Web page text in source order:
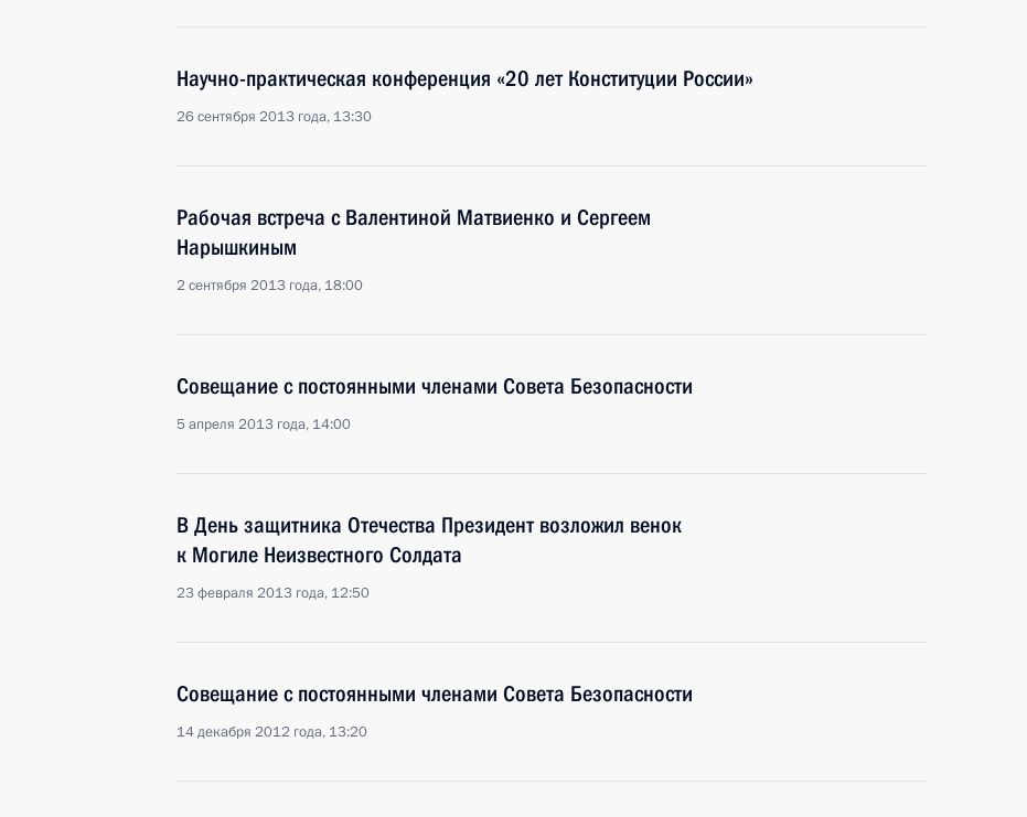
Научно-практическая конференция «20 лет Конституции России»
26 сентября 2013 года, 13:30
Рабочая встреча с Валентиной Матвиенко и Сергеем
Нарышкиным
2 сентября 2013 года, 18:00
Совещание с постоянными членами Совета Безопасности
5 апреля 2013 года, 14:00
В День защитника Отечества Президент возложил венок
к Могиле Неизвестного Солдата
23 февраля 2013 года, 12:50
Совещание с постоянными членами Совета Безопасности
14 декабря 2012 года, 13:20